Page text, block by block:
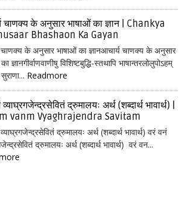
चाणक्य के अनुसार भाषाओं का ज्ञान | Chankya
Bhashaon Ka Gayan
के अनुसार भाषाओं का ज्ञानआचार्य चाणक्य के अनुसार
ज्ञानगीर्वाणवाणीषु विशिष्टबुद्धि-स्तथापि भाषान्तरलोलुपोऽहम्
Readmore
द्रुमालयः अर्थ (शब्दार्थ भावार्थ) |
vanm Vyaghrajendra Savitam
द्रुमालयः अर्थ (शब्दार्थ भावार्थ) वरं वनं
द्रुमालयः अर्थ (शब्दार्थ भावार्थ) वरं वन...